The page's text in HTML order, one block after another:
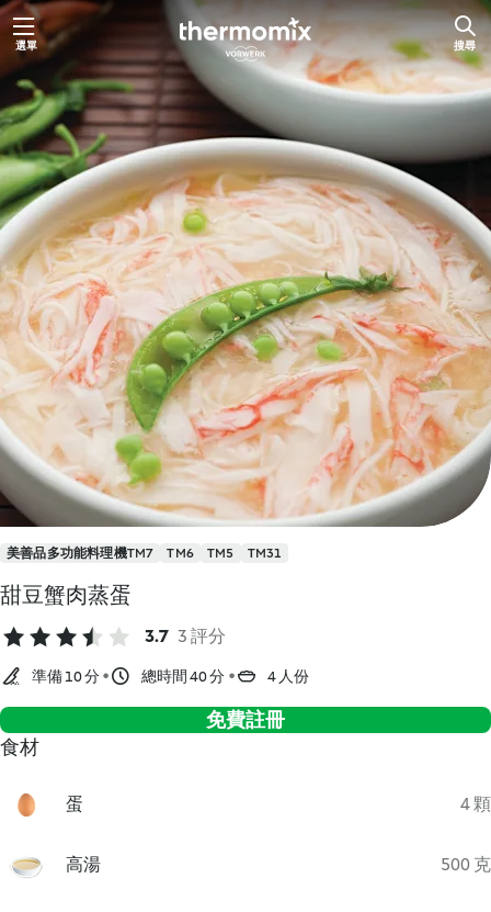
跳
至
主
要
內
容
選單 搜尋
美善品多功能料理機TM7 TM6 TM5 TM31
甜豆蟹肉蒸蛋
3.7 3 評分
準備 10 分 總時間 40 分 4 人份
免費註冊
食材
蛋 4 顆
高湯 500 克